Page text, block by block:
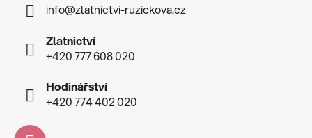
info@zlatnictvi-ruzickova.cz
Zlatnictví
+420 777 608 020
Hodinářství
+420 774 402 020